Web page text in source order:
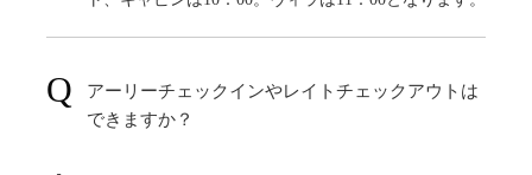
アーリーチェックインやレイトチェックアウトは
できますか？